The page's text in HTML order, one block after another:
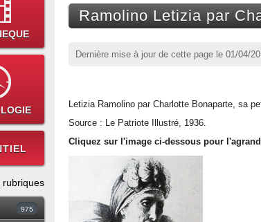
rubriques
975
Ramolino Letizia par
Dernière mise à jour de cette page le 01/04/
Letizia Ramolino par Charlotte Bonaparte, sa
Source : Le Patriote Illustré, 1936.
Cliquez sur l'image ci-dessous pour